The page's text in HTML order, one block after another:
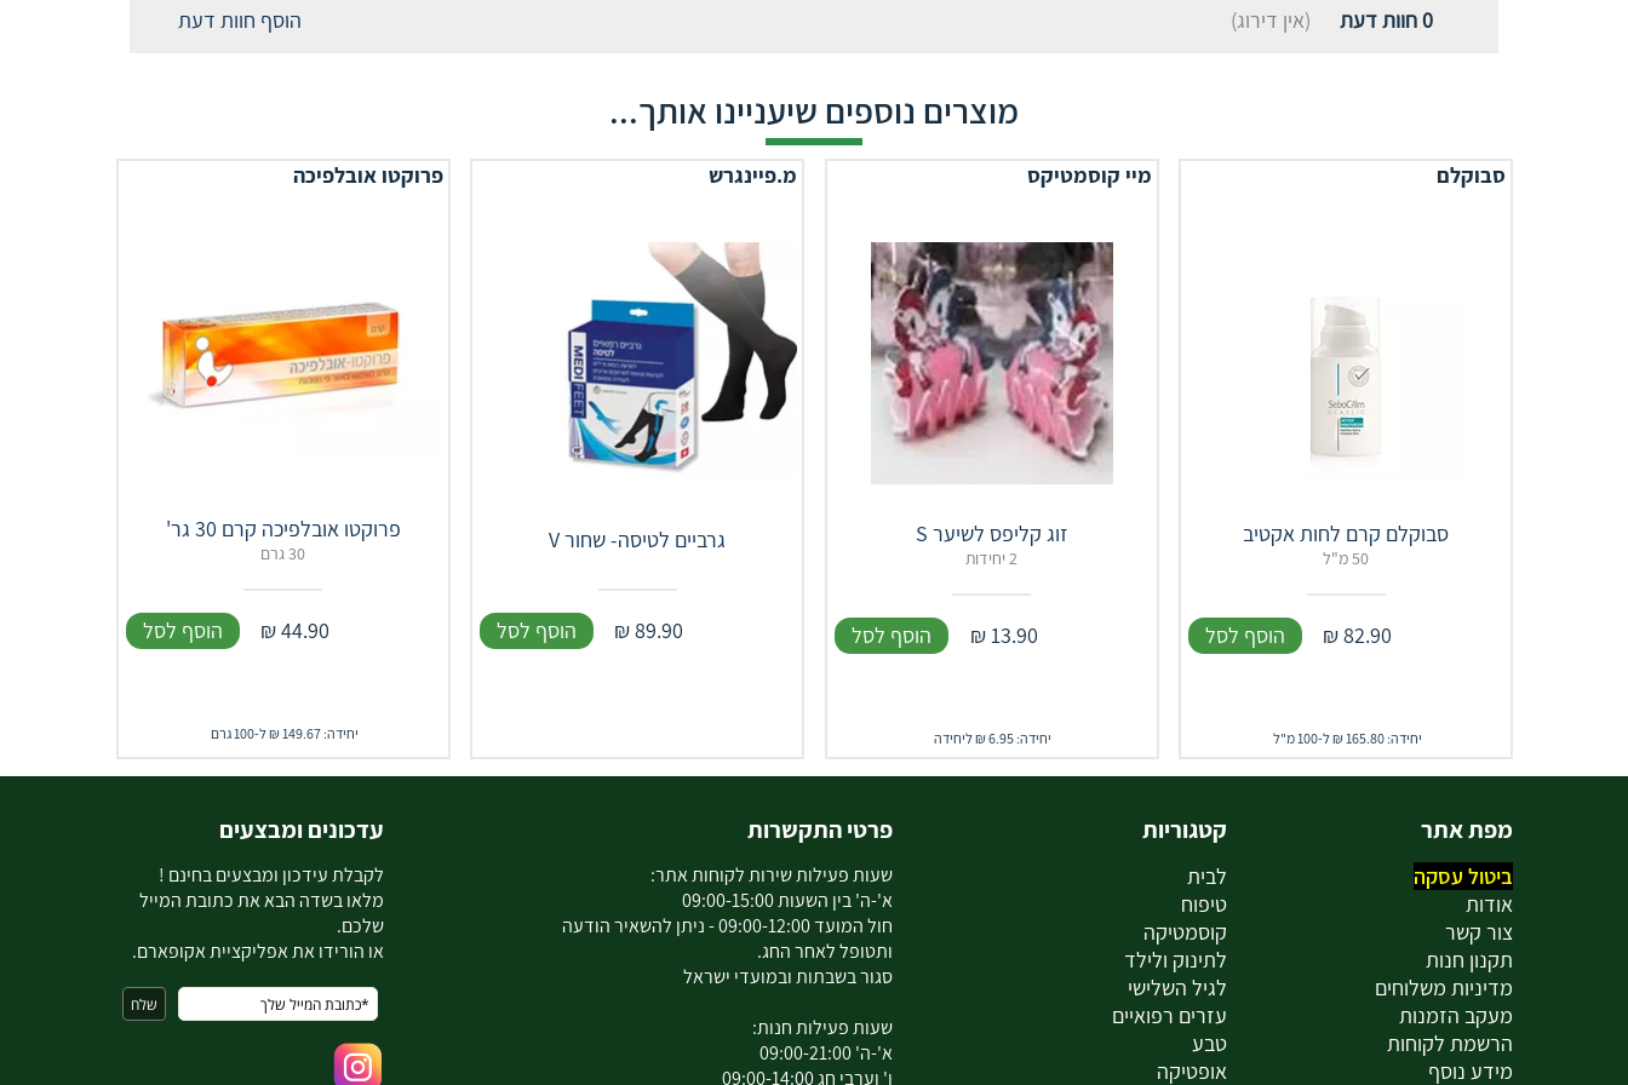
0חוות דעת (אין דירוג) הוסף חוות דעת
מוצרים נוספים שיעניינו אותך...
סבוקלם
סבוקלם קרם לחות אקטיב
50 מ"ל
82.90
₪ הוסף לסל
יחידה: 165.80 ₪ ל-100 מ"ל
מיי קוסמטיקס
זוג קליפס לשיער S
2 יחידות
13.90
₪ הוסף לסל
יחידה: 6.95 ₪ ליחידה
מ.פיינגרש
גרביים לטיסה- שחור V
89.90
₪ הוסף לסל
פרוקטו אובלפיכה
פרוקטו אובלפיכה קרם 30 גר'
30 גרם
44.90
₪ הוסף לסל
יחידה: 149.67 ₪ ל-100 גרם
מפת אתר
ביטול עסקה
אודות
צור קשר
תקנון חנות
מדיניות משלוחים
מעקב הזמנות
הרשמת לקוחות
מידע נוסף
קטגוריות
לבית
טיפוח
קוסמטיקה
לתינוק ולילד
לגיל השלישי
עזרים רפואיים
טבע
אופטיקה
פרטי התקשרות
שעות פעילות שירות לקוחות אתר:
א'-ה' בין השעות 09:00-15:00
חול המועד 09:00-12:00 - ניתן להשאיר הודעה
ותטופל לאחר החג.
סגור בשבתות ובמועדי ישראל
שעות פעילות חנות:
א'-ה' 09:00-21:00
ו' וערבי חג 09:00-14:00
עדכונים ומבצעים
לקבלת עידכון ומבצעים בחינם !
מלאו בשדה הבא את כתובת המייל
שלכם.
או הורידו את אפליקציית אקופארם.